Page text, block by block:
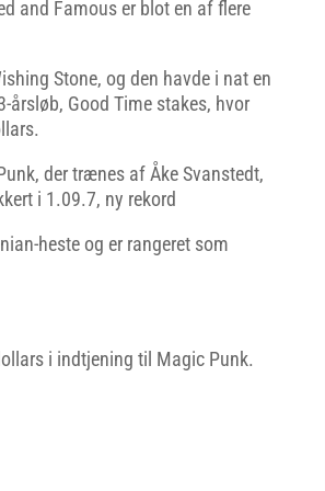
and Famous er blot en af flere
Stone, og den havde i nat en
Good Time stakes, hvor
der trænes af Åke Svanstedt,
i 1.09.7, ny rekord
heste og er rangeret som
i indtjening til Magic Punk.